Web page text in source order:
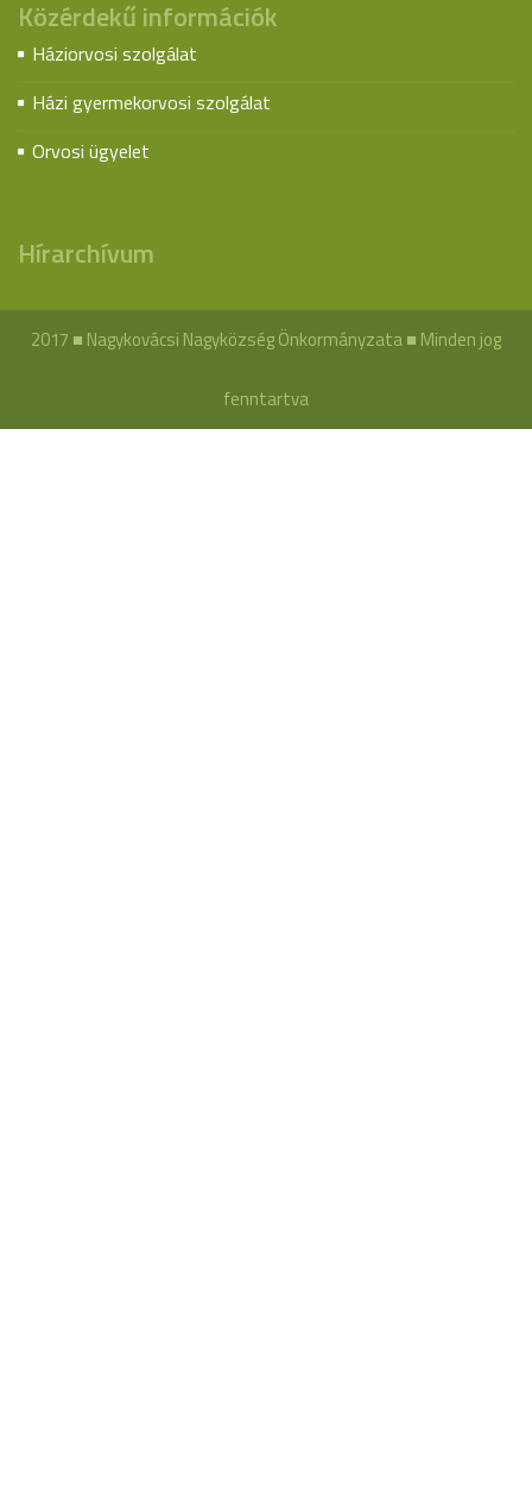
Közérdekű információk
Háziorvosi szolgálat
Házi gyermekorvosi szolgálat
Orvosi ügyelet
Hírarchívum
2017 ■ Nagykovácsi Nagyközség Önkormányzata ■ Minden jog
fenntartva